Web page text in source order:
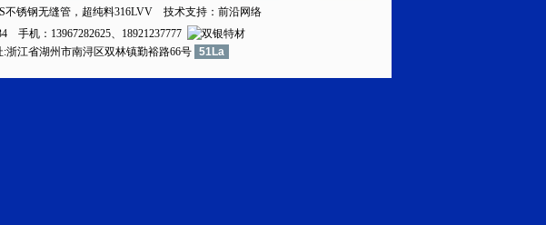
不锈钢无缝管 ， 超纯料316LVV 技术支持： 前沿网络
手机：13967282625、18921237777
江省湖州市南浔区双林镇勤裕路66号 51La